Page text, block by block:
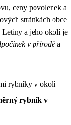
ceny povolenek a
stránkách obce
Letiny a jeho okolí je
v přírodě a
rybníky v okolí
rybník v